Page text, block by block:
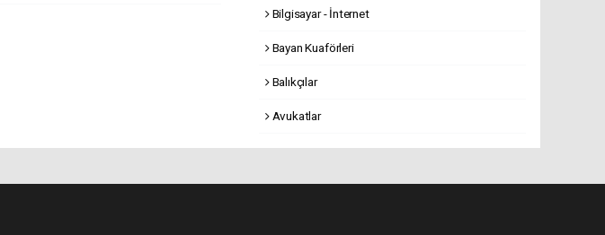
Bilgisayar - İnternet
Bayan Kuaförleri
Balıkçılar
Avukatlar